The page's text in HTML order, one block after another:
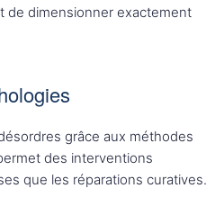
de dimensionner exactement
grâce aux méthodes
des interventions
que les réparations curatives.